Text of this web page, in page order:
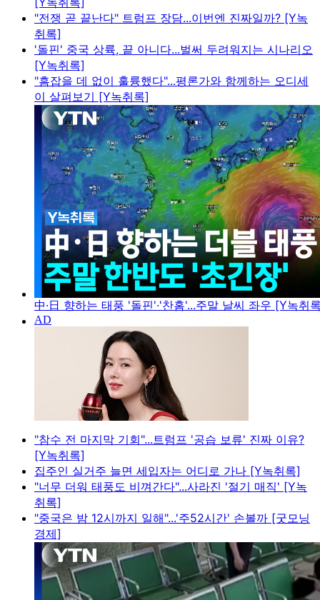
"전쟁 곧 끝난다" 트럼프 장담...이번엔 진짜일까? [Y녹
취록]
'돌핀' 중국 상륙, 끝 아니다...벌써 두려워지는 시나리오
[Y녹취록]
"흠잡을 데 없이 훌륭했다"...평론가와 함께하는 오디세
이 살펴보기 [Y녹취록]
中·日 향하는 태풍 '돌핀'·'찬홈'...주말 날씨 좌우 [Y녹취
"참수 전 마지막 기회"...트럼프 '공습 보류' 진짜 이유?
[Y녹취록]
집주인 실거주 늘면 세입자는 어디로 가나 [Y녹취록]
"너무 더워 태풍도 비껴간다"...사라진 '절기 매직' [Y녹
취록]
"중국은 밤 12시까지 일해"...'주52시간' 손볼까 [굿모닝
경제]